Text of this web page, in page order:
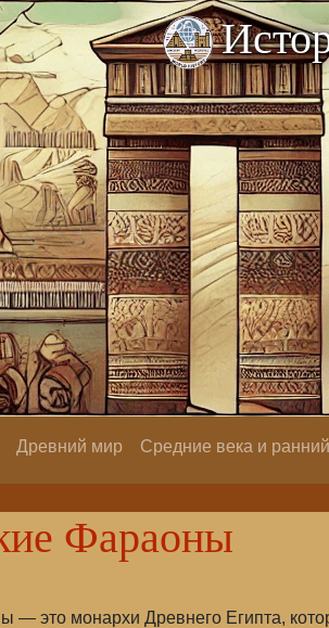
Древний мир Средние века и
Фараоны
— это монархи Древнего Египта,